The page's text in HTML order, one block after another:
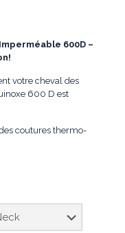
:
600D –
votre cheval des
600 D est
coutures thermo-